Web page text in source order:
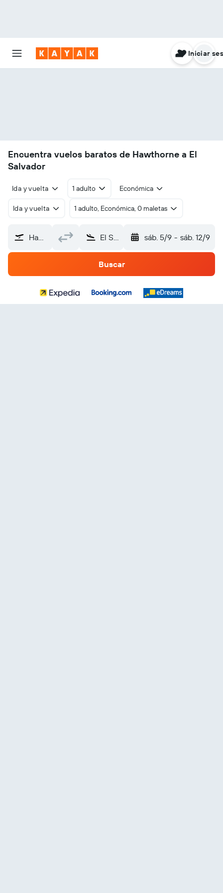
Iniciar
Encuentra vuelos baratos de Hawthorne a El
Salvador
Ida y vuelta 1 adulto Económica
Ida y vuelta 1 adulto, Económica, 0 maletas
Hawthorne (HHR) El Salvador sáb. 5/9 - sáb. 12/9
Buscar